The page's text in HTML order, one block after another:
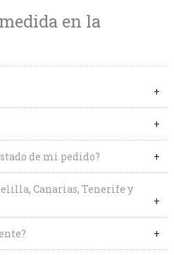
en la
de mi pedido?
Canarias, Tenerife y